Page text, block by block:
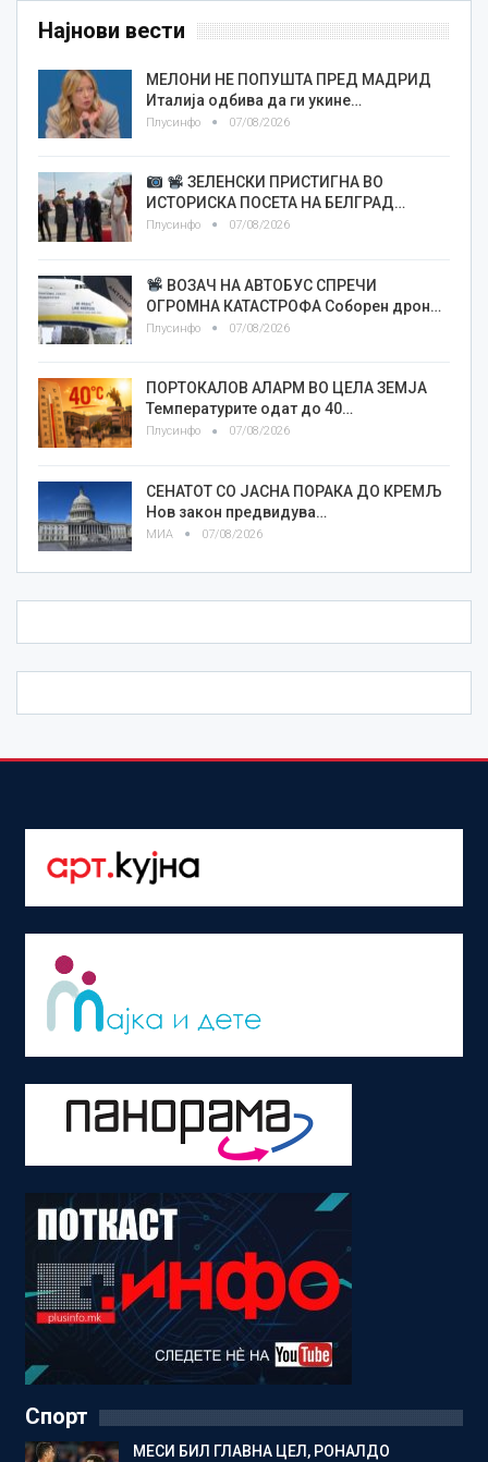
Најнови вести
МЕЛОНИ НЕ ПОПУШТА ПРЕД МАДРИД
Италија одбива да ги укине…
Плусинфо 07/08/2026
ЗЕЛЕНСКИ ПРИСТИГНА ВО
ИСТОРИСКА ПОСЕТА НА БЕЛГРАД…
Плусинфо 07/08/2026
ВОЗАЧ НА АВТОБУС СПРЕЧИ
ОГРОМНА КАТАСТРОФА Соборен дрон…
Плусинфо 07/08/2026
ПОРТОКАЛОВ АЛАРМ ВО ЦЕЛА ЗЕМЈА
Температурите одат до 40…
Плусинфо 07/08/2026
СЕНАТОТ СО ЈАСНА ПОРАКА ДО КРЕМЉ
Нов закон предвидува…
МИА 07/08/2026
Спорт
МЕСИ БИЛ ГЛАВНА ЦЕЛ, РОНАЛДО